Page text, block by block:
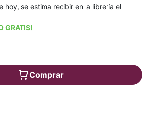
hoy, se estima recibir en la librería el
GRATIS!
Comprar